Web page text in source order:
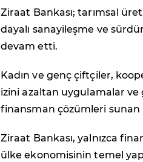
Ziraat Bankası; tarımsal
dayalı sanayileşme ve
devam etti.
Kadın ve genç çiftçiler,
izini azaltan uygulamalar ve
finansman çözümleri sunan
Ziraat Bankası, yalnızca
ülke ekonomisinin temel